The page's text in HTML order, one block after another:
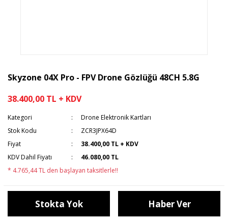
Skyzone 04X Pro - FPV Drone Gözlüğü 48CH 5.8G
38.400,00 TL + KDV
Kategori
Drone Elektronik Kartları
Stok Kodu
ZCR3JPX64D
Fiyat
38.400,00 TL + KDV
KDV Dahil Fiyatı
46.080,00 TL
* 4.765,44 TL den başlayan taksitlerle!!
Stokta Yok Haber Ver